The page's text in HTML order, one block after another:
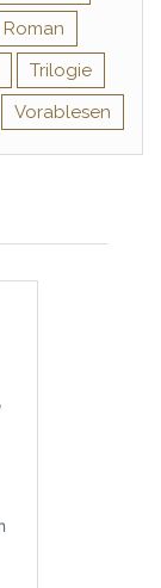
Roman
Trilogie
Vorablesen